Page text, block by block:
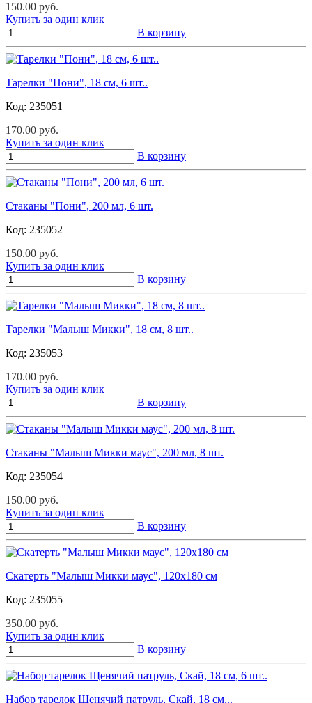
150.00 руб.
Купить за один клик
В корзину
Тарелки "Пони", 18 см, 6 шт..
Код: 235051
170.00 руб.
Купить за один клик
В корзину
Стаканы "Пони", 200 мл, 6 шт.
Код: 235052
150.00 руб.
Купить за один клик
В корзину
Тарелки "Малыш Микки", 18 см, 8 шт..
Код: 235053
170.00 руб.
Купить за один клик
В корзину
Стаканы "Малыш Микки маус", 200 мл, 8 шт.
Код: 235054
150.00 руб.
Купить за один клик
В корзину
Скатерть "Малыш Микки маус", 120х180 см
Код: 235055
350.00 руб.
Купить за один клик
В корзину
Набор тарелок Щенячий патруль, Скай, 18 см...